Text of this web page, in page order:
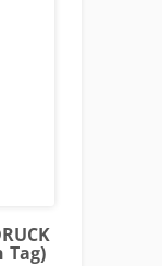
Tag)